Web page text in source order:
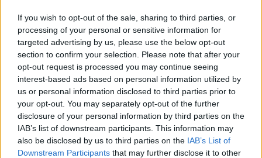
If you wish to opt-out of the sale, sharing to third parties, or
processing of your personal or sensitive information for
targeted advertising by us, please use the below opt-out
section to confirm your selection. Please note that after your
opt-out request is processed you may continue seeing
interest-based ads based on personal information utilized by
us or personal information disclosed to third parties prior to
your opt-out. You may separately opt-out of the further
disclosure of your personal information by third parties on the
IAB’s list of downstream participants. This information may
also be disclosed by us to third parties on the IAB’s List of
Downstream Participants that may further disclose it to other